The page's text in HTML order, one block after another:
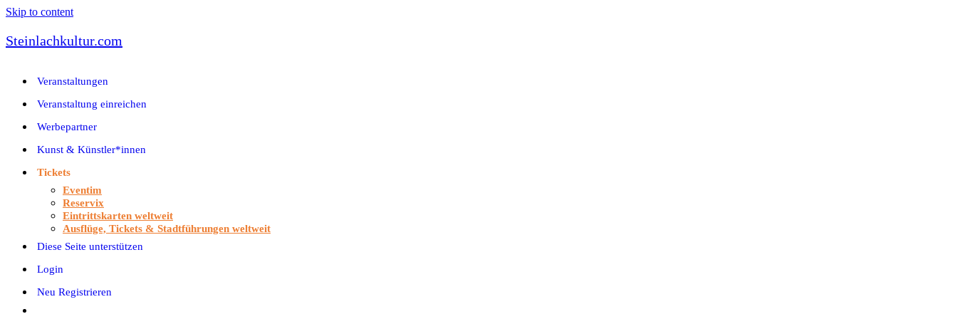
Skip to content
Steinlachkultur.com
Veranstaltungen
Veranstaltung einreichen
Werbepartner
Kunst & Künstler*innen
Tickets
Eventim
Reservix
Eintrittskarten weltweit
Ausflüge, Tickets & Stadtführungen weltweit
Diese Seite unterstützen
Login
Neu Registrieren